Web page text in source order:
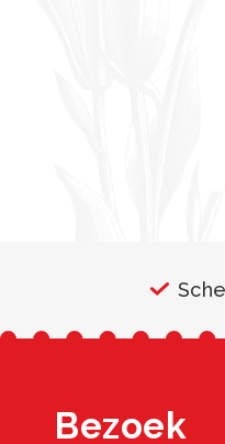
Bezoek